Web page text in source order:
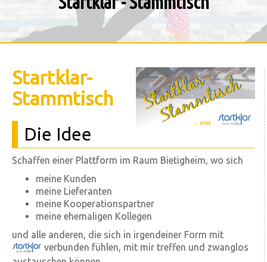
Startklar-
Stammtisch
Die Idee
Schaffen einer Plattform im Raum Bietigheim, wo sich
meine Kunden
meine Lieferanten
meine Kooperationspartner
meine ehemaligen Kollegen
und alle anderen, die sich in irgendeiner Form mit
verbunden fühlen, mit mir treffen und zwanglos